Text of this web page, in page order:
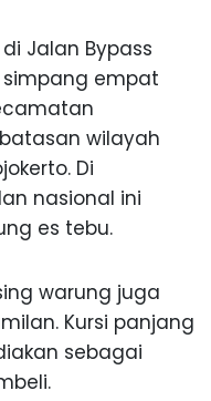
Jalan Bypass
simpang empat
wilayah
Di
nasional ini
es tebu.
warung juga
Kursi panjang
sebagai